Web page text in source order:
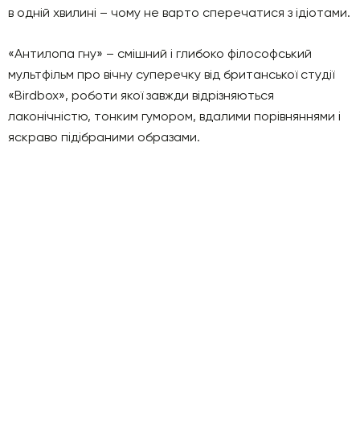
в одній хвилині – чому не варто сперечатися з ідіотами.
«Антилопа гну» – смішний і глибоко філософський
мультфільм про вічну суперечку від британської студії
«Birdbox», роботи якої завжди відрізняються
лаконічністю, тонким гумором, вдалими порівняннями і
яскраво підібраними образами.